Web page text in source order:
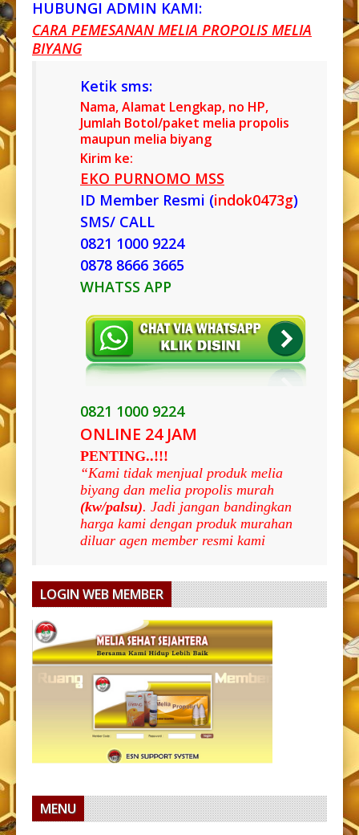
HUBUNGI ADMIN KAMI:
CARA PEMESANAN MELIA PROPOLIS MELIA
BIYANG
Ketik sms:
Nama, Alamat Lengkap, no HP,
Jumlah Botol/paket melia propolis
maupun melia biyang
Kirim ke:
EKO PURNOMO MSS
ID Member Resmi (indok0473g)
SMS/ CALL
0821 1000 9224
0878 8666 3665
WHATSS APP
0821 1000 9224
ONLINE 24 JAM
PENTING..!!!
“Kami tidak menjual produk melia
biyang dan melia propolis murah
(kw/palsu). Jadi jangan bandingkan
harga kami dengan produk murahan
diluar agen member resmi kami
LOGIN WEB MEMBER
MENU